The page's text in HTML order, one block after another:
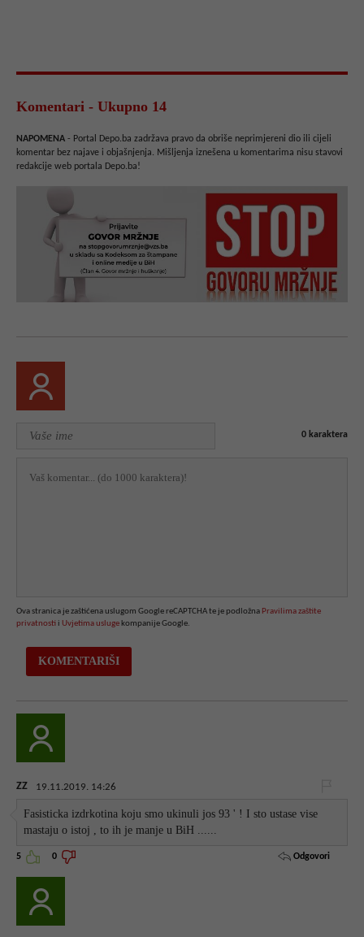
Komentari - Ukupno 14
NAPOMENA - Portal Depo.ba zadržava pravo da obriše neprimjereni dio ili cijeli
komentar bez najave i objašnjenja. Mišljenja iznešena u komentarima nisu stavovi
redakcije web portala Depo.ba!
0 karaktera
Ova stranica je zaštićena uslugom Google reCAPTCHA te je podložna Pravilima zaštite
privatnosti i Uvjetima usluge kompanije Google.
ZZ 19.11.2019. 14:26
Fasisticka izdrkotina koju smo ukinuli jos 93 ' ! I sto ustase vise
mastaju o istoj , to ih je manje u BiH ......
5 0 Odgovori